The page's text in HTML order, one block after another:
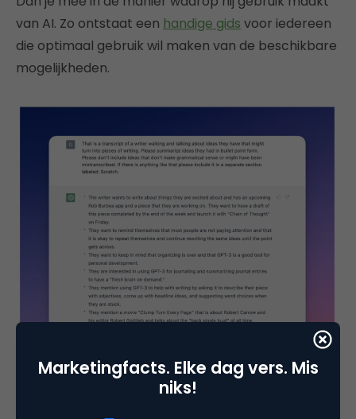
van AI. Zo ontstaat een handige gids voor iedereen
die optimaal gebruik wil maken van de beschikbare
mogelijkheden.
Marketingfacts. Elke dag vers. Mis
niks!